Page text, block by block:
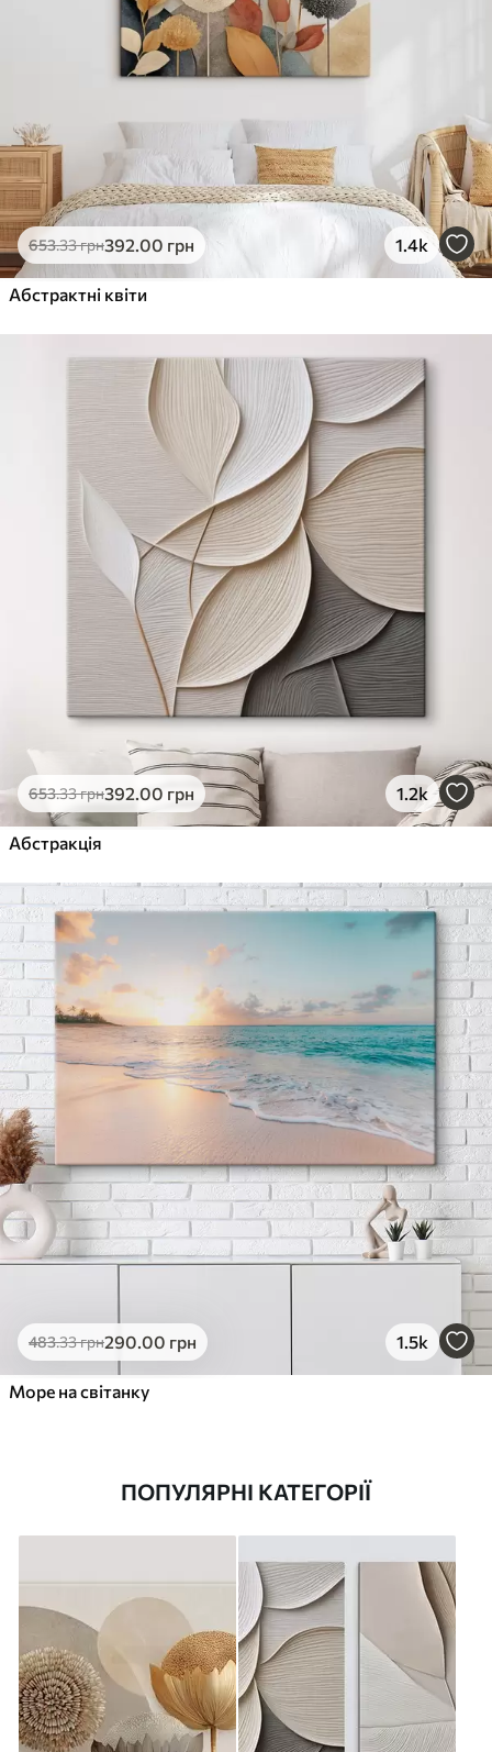
653.33грн392.00 грн 1.4k
Абстрактні квіти
653.33грн392.00 грн 1.2k
Абстракція
483.33грн290.00 грн 1.5k
Море на світанку
ПОПУЛЯРНІ КАТЕГОРІЇ